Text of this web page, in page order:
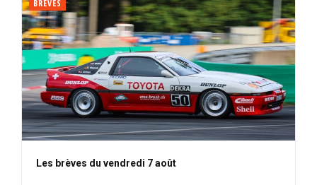
BRÈVES
Les brèves du vendredi 7 août